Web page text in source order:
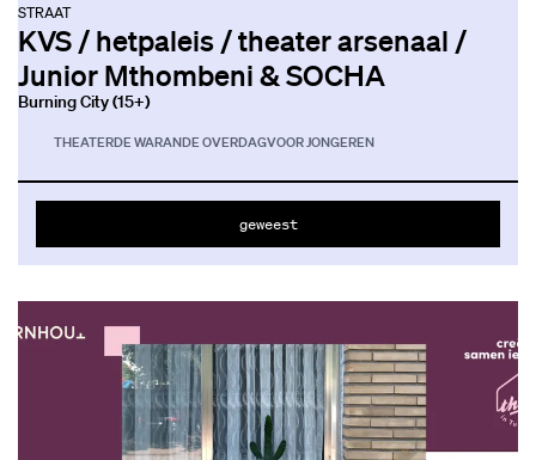
KVS / hetpaleis / theater arsenaal /
Junior Mthombeni & SOCHA
Burning City (15+)
STRAAT
THEATERDE WARANDE OVERDAGVOOR JONGEREN
geweest